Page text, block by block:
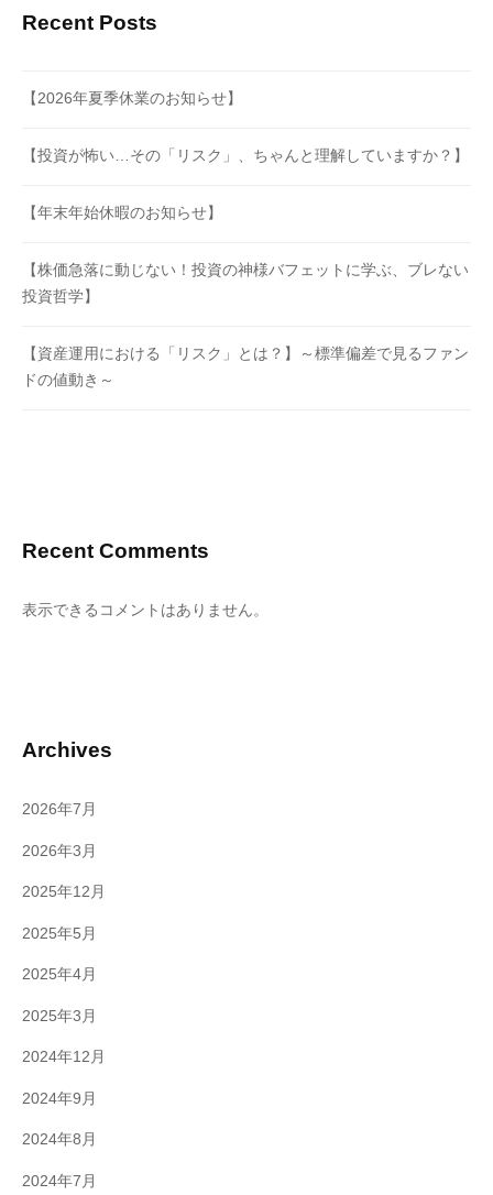
Recent Posts
【2026年夏季休業のお知らせ】
【投資が怖い…その「リスク」、ちゃんと理解していますか？】
【年末年始休暇のお知らせ】
【株価急落に動じない！投資の神様バフェットに学ぶ、ブレない
投資哲学】
【資産運用における「リスク」とは？】～標準偏差で見るファン
ドの値動き～
Recent Comments
表示できるコメントはありません。
Archives
2026年7月
2026年3月
2025年12月
2025年5月
2025年4月
2025年3月
2024年12月
2024年9月
2024年8月
2024年7月